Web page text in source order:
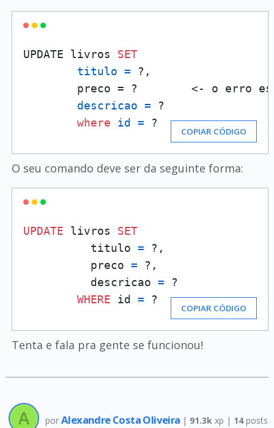
UPDATE livros SET
titulo = ?,
preco = ?        <- o erro
descricao = ?
where
id = ?
COPIAR CÓDIGO
O seu comando deve ser da seguinte forma:
UPDATE livros SET
          titulo
= ?,
          preco
= ?,
          descricao
= ?
WHERE id = ?
COPIAR CÓDIGO
Tenta e fala pra gente se funcionou!
por Alexandre Costa Oliveira | 91.3k xp | 14posts